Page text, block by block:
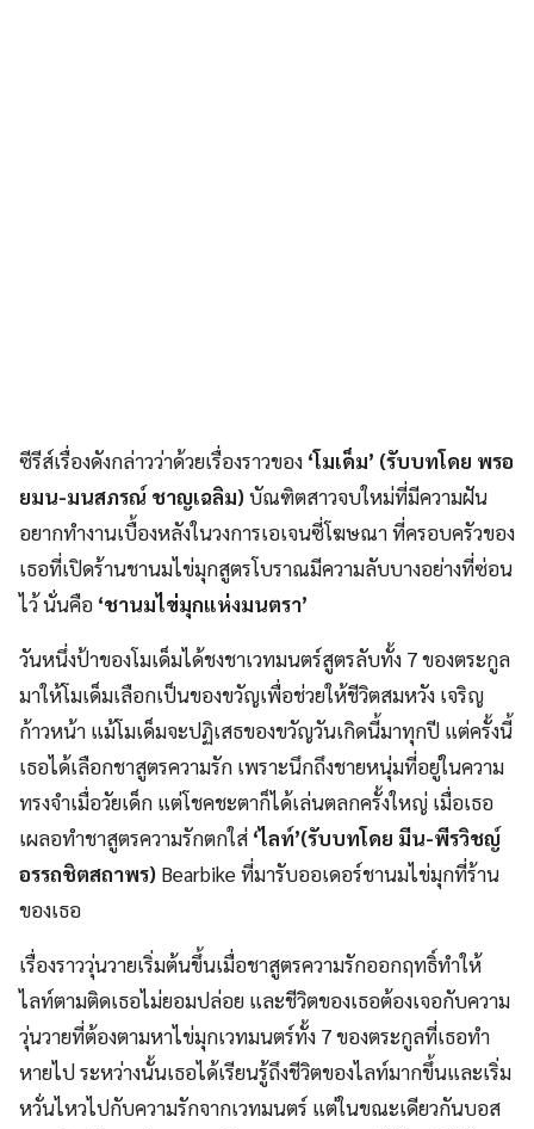
ซีรีส์เรื่องดังกล่าวว่าด้วยเรื่องราวของ ‘โมเด็ม’ (รับบทโดย พรอ
ยมน-มนสภรณ์ ชาญเฉลิม)บัณฑิตสาวจบใหม่ที่มีความฝัน
อยากทำงานเบื้องหลังในวงการเอเจนซี่โฆษณา ที่ครอบครัวของ
เธอที่เปิดร้านชานมไข่มุกสูตรโบราณมีความลับบางอย่างที่ซ่อน
ไว้ นั่นคือ ‘ชานมไข่มุกแห่งมนตรา’
วันหนึ่งป้าของโมเด็มได้ชงชาเวทมนตร์สูตรลับทั้ง 7 ของตระกูล
มาให้โมเด็มเลือกเป็นของขวัญเพื่อช่วยให้ชีวิตสมหวัง เจริญ
ก้าวหน้า แม้โมเด็มจะปฏิเสธของขวัญวันเกิดนี้มาทุกปี แต่ครั้งนี้
เธอได้เลือกชาสูตรความรัก เพราะนึกถึงชายหนุ่มที่อยู่ในความ
ทรงจำเมื่อวัยเด็ก แต่โชคชะตาก็ได้เล่นตลกครั้งใหญ่ เมื่อเธอ
เผลอทำชาสูตรความรักตกใส่ ‘ไลท์’(รับบทโดย มีน-พีรวิชญ์
อรรถชิตสถาพร) Bearbike ที่มารับออเดอร์ชานมไข่มุกที่ร้าน
ของเธอ
เรื่องราววุ่นวายเริ่มต้นขึ้นเมื่อชาสูตรความรักออกฤทธิ์ทำให้
ไลท์ตามติดเธอไม่ยอมปล่อย และชีวิตของเธอต้องเจอกับความ
วุ่นวายที่ต้องตามหาไข่มุกเวทมนตร์ทั้ง 7 ของตระกูลที่เธอทำ
หายไป ระหว่างนั้นเธอได้เรียนรู้ถึงชีวิตของไลท์มากขึ้นและเริ่ม
หวั่นไหวไปกับความรักจากเวทมนตร์ แต่ในขณะเดียวกันบอส